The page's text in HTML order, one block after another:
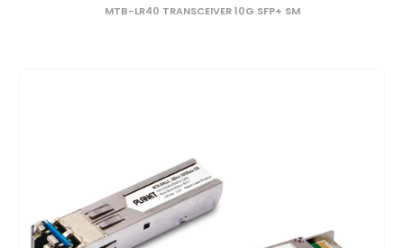
MTB-LR40 TRANSCEIVER 10G SFP+ SM